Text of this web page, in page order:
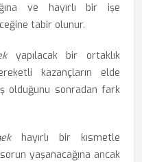
ve hayırlı bir işe
tabir olunur.
yapılacak bir ortaklık
kazançların elde
olduğunu sonradan fark
hayırlı bir kısmetle
yaşanacağına ancak